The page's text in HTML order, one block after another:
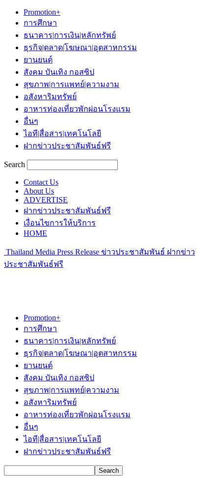
Promotion+
การศึกษา
ธนาคาร|การเงิน|หลักทรัพย์
ธุรกิจ|ตลาด|โฆษณา|อุตสาหกรรม
ยานยนต์
สังคม บันเทิง กอสซิป
สุขภาพ|การแพทย์|ความงาม
อสังหาริมทรัพย์
อาหารท่องเที่ยวพักผ่อนโรงแรม
อื่นๆ
ไอที|สื่อสาร|เทคโนโลยี
ฝากข่าวประชาสัมพันธ์ฟรี
Search
Contact Us
About Us
ADVERTISE
ฝากข่าวประชาสัมพันธ์ฟรี
เงื่อนไขการให้บริการ
HOME
Thailand Media Press Release ข่าวประชาสัมพันธ์ ฝากข่าว
ประชาสัมพันธ์ฟรี
Promotion+
การศึกษา
ธนาคาร|การเงิน|หลักทรัพย์
ธุรกิจ|ตลาด|โฆษณา|อุตสาหกรรม
ยานยนต์
สังคม บันเทิง กอสซิป
สุขภาพ|การแพทย์|ความงาม
อสังหาริมทรัพย์
อาหารท่องเที่ยวพักผ่อนโรงแรม
อื่นๆ
ไอที|สื่อสาร|เทคโนโลยี
ฝากข่าวประชาสัมพันธ์ฟรี